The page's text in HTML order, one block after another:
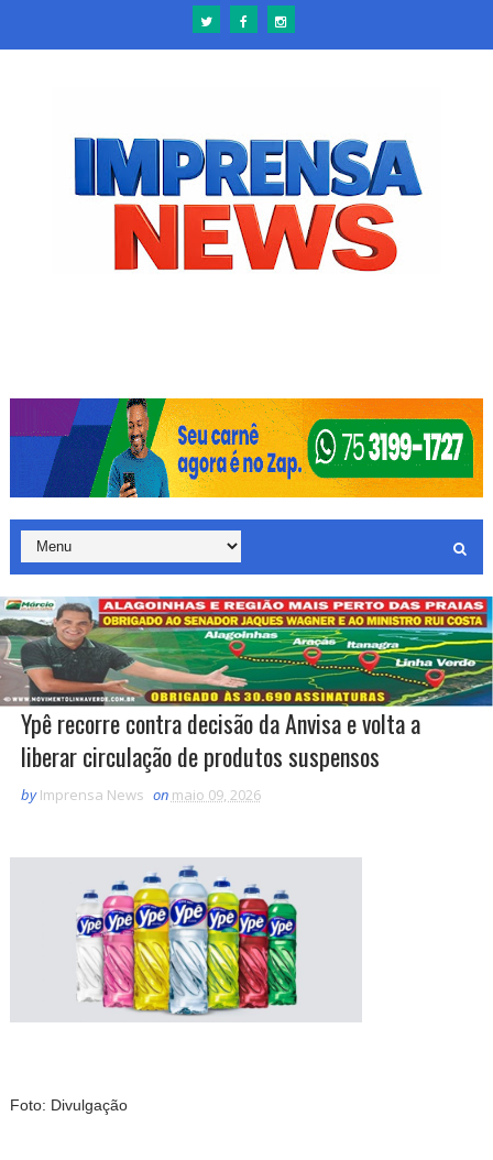
Ypê recorre contra decisão da Anvisa e volta a
liberar circulação de produtos suspensos
by Imprensa News on maio 09, 2026
Foto: Divulgação